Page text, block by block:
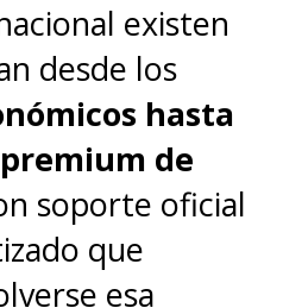
existen
desde los
hasta
de
soporte oficial
que
esa